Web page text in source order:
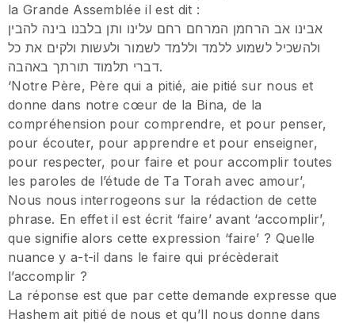
la Grande Assemblée il est dit :
אבינו אב הרחמן המרחם רחם עלינו ותן בלבנו בינה להבין
ולהשכיל לשמוע ללמד וללמד לשמור ולעשות ולקים את כל
דברי תלמוד תורתך באהבה.
‘Notre Père, Père qui a pitié, aie pitié sur nous et
donne dans notre cœur de la Bina, de la
compréhension pour comprendre, et pour penser,
pour écouter, pour apprendre et pour enseigner,
pour respecter, pour faire et pour accomplir toutes
les paroles de l’étude de Ta Torah avec amour’,
Nous nous interrogeons sur la rédaction de cette
phrase. En effet il est écrit ‘faire’ avant ‘accomplir’,
que signifie alors cette expression ‘faire’ ? Quelle
nuance y a-t-il dans le faire qui précèderait
l’accomplir ?
La réponse est que par cette demande expresse que
Hashem ait pitié de nous et qu’Il nous donne dans